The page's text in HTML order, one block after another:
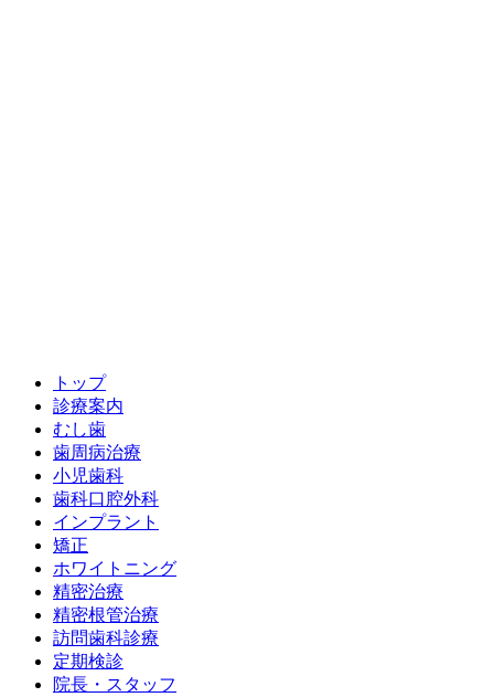
トップ
診療案内
むし歯
歯周病治療
小児歯科
歯科口腔外科
インプラント
矯正
ホワイトニング
精密治療
精密根管治療
訪問歯科診療
定期検診
院長・スタッフ